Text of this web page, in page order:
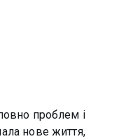
проблем і
нове життя,